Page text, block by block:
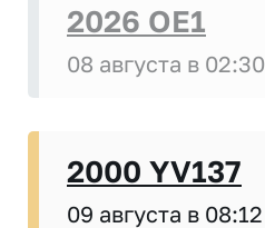
2026 OE1
08 августа в 02:30
2000 YV137
09 августа в 08:12